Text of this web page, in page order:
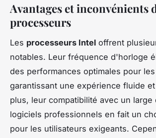
Avantages et inconvénients
processeurs
Les processeurs Intel offrent
notables. Leur fréquence d'horloge
des performances optimales pour
garantissant une expérience fluide
plus, leur compatibilité avec un large
logiciels professionnels en fait un
pour les utilisateurs exigeants.